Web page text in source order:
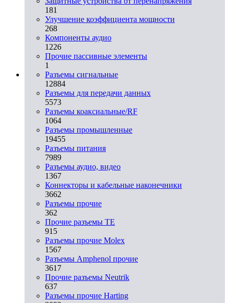
181
Улучшение коэффициента мощности
268
Компоненты аудио
1226
Прочие пассивные элементы
1
Разъeмы сигнальные
12884
Разъeмы для передачи данных
5573
Разъeмы коаксиальные/RF
1064
Разъeмы промышленные
19455
Разъeмы питания
7989
Разъeмы аудио, видео
1367
Коннекторы и кабельные наконечники
3662
Разъeмы прочие
362
Прочие разъемы TE
915
Разъемы прочие Molex
1567
Разъемы Amphenol прочие
3617
Прочие разъемы Neutrik
637
Разъемы прочие Harting